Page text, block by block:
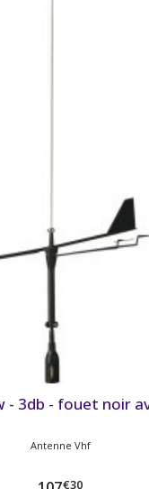
- 3db - fouet noir
Antenne Vhf
€30